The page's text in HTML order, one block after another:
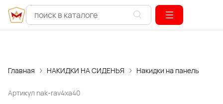
Главная НАКИДКИ НА СИДЕНЬЯ Накидки на панель
Артикул nak-rav4xa40